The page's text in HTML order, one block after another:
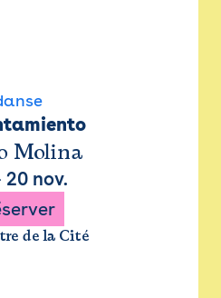
Molina
20 nov.
de la Cité